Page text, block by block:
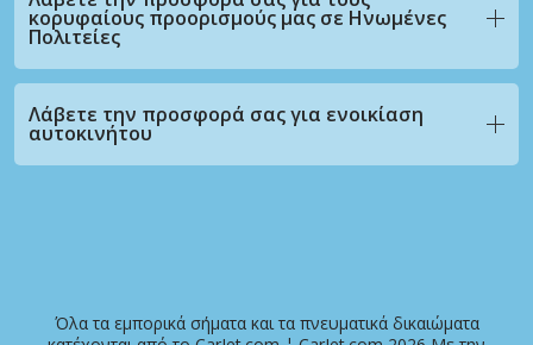
κορυφαίους προορισμούς μας σε Ηνωμένες
Πολιτείες
Λάβετε την προσφορά σας για ενοικίαση
αυτοκινήτου
Όλα τα εμπορικά σήματα και τα πνευματικά δικαιώματα